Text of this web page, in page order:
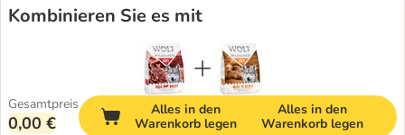
Kombinieren Sie es mit
Gesamtpreis
0,00 €
Alles in den
Warenkorb legen
Alles in den
Warenkorb legen